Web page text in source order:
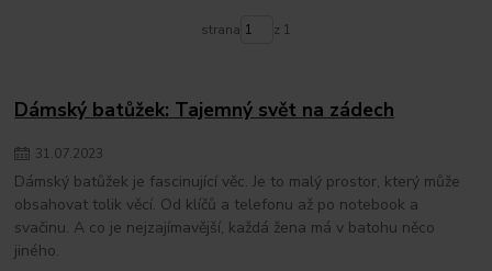
strana z 1
Dámský batůžek: Tajemný svět na zádech
31.07.2023
Dámský batůžek je fascinující věc. Je to malý prostor, který může
obsahovat tolik věcí. Od klíčů a telefonu až po notebook a
svačinu. A co je nejzajímavější, každá žena má v batohu něco
jiného.